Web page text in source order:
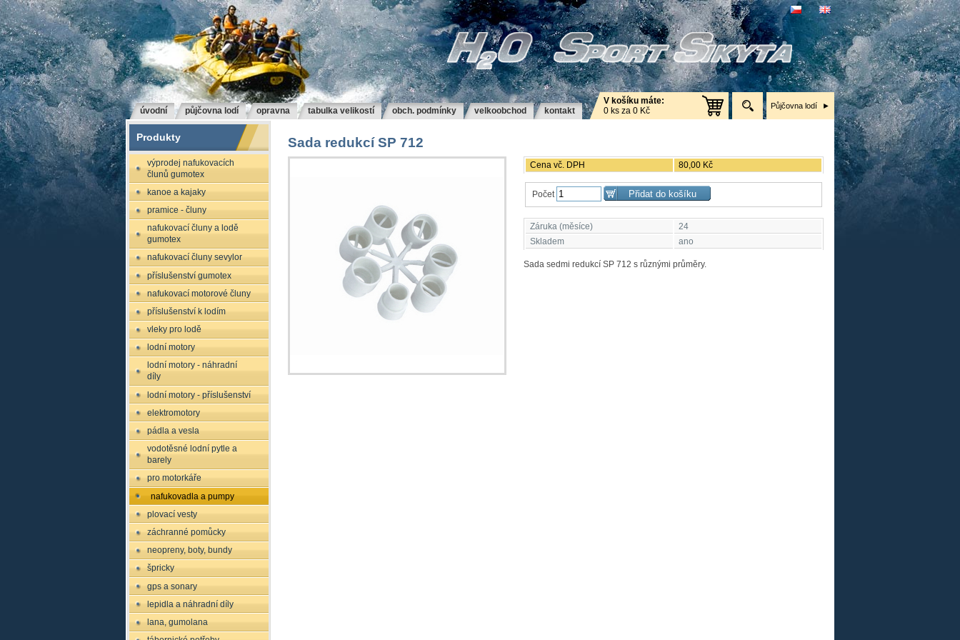
úvodní půjčovna lodí opravna tabulka velikostí obch. podmínky velkoobchod kontakt
V košíku máte:
0 ks za 0 Kč
Půjčovna lodí
Sada redukcí SP 712
Cena vč. DPH 80,00 Kč
Počet
Záruka (měsíce)
24
Skladem
ano
Sada sedmi redukcí SP 712 s různými průměry.
Produkty
výprodej nafukovacích
člunů gumotex
kanoe a kajaky
pramice - čluny
nafukovací čluny a lodě
gumotex
nafukovací čluny sevylor
příslušenství gumotex
nafukovací motorové čluny
příslušenství k lodím
vleky pro lodě
lodní motory
lodní motory - náhradní
díly
lodní motory - příslušenství
elektromotory
pádla a vesla
vodotěsné lodní pytle a
barely
pro motorkáře
nafukovadla a pumpy
plovací vesty
záchranné pomůcky
neopreny, boty, bundy
špricky
gps a sonary
lepidla a náhradní díly
lana, gumolana